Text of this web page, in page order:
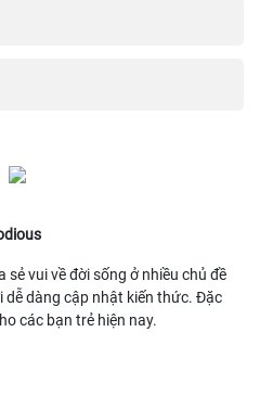
sẻ vui về đời sống ở nhiều chủ đề
dễ dàng cập nhật kiến thức. Đặc
các bạn trẻ hiện nay.